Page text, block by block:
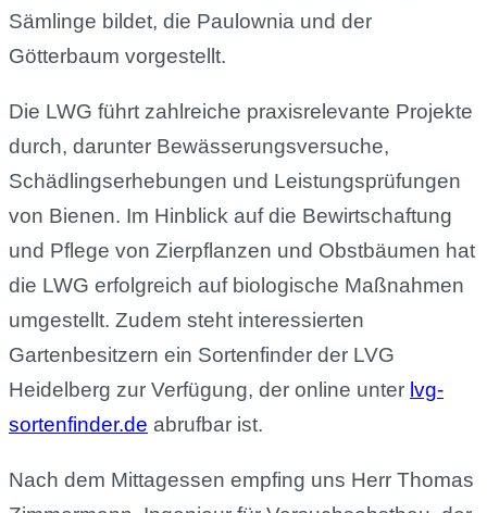
Sämlinge bildet, die Paulownia und der
Götterbaum vorgestellt.
Die LWG führt zahlreiche praxisrelevante Projekte
durch, darunter Bewässerungsversuche,
Schädlingserhebungen und Leistungsprüfungen
von Bienen. Im Hinblick auf die Bewirtschaftung
und Pflege von Zierpflanzen und Obstbäumen hat
die LWG erfolgreich auf biologische Maßnahmen
umgestellt. Zudem steht interessierten
Gartenbesitzern ein Sortenfinder der LVG
Heidelberg zur Verfügung, der online unter lvg-
sortenfinder.de abrufbar ist.
Nach dem Mittagessen empfing uns Herr Thomas